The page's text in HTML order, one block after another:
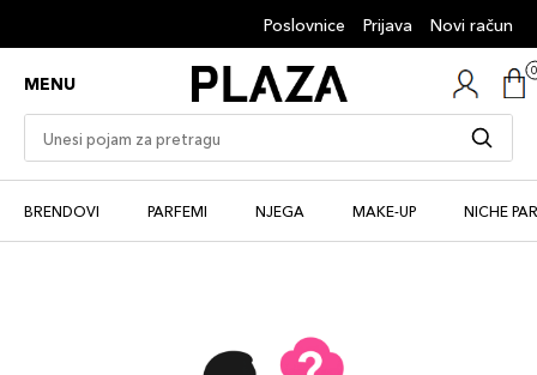
Poslovnice Prijava Novi račun
MENU
BRENDOVI PARFEMI NJEGA MAKE-UP NICHE